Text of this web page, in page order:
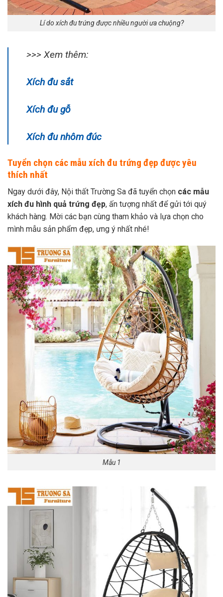
Lí do xích đu trứng được nhiều người ưa chuộng?
>>> Xem thêm:
Xích đu sắt
Xích đu gỗ
Xích đu nhôm đúc
Tuyển chọn các mẫu xích đu trứng đẹp được yêu
thích nhất
Ngay dưới đây, Nội thất Trường Sa đã tuyển chọn các mẫu
xích đu hình quả trứng đẹp, ấn tượng nhất để gửi tới quý
khách hàng. Mời các bạn cùng tham khảo và lựa chọn cho
mình mẫu sản phẩm đẹp, ưng ý nhất nhé!
Mẫu 1